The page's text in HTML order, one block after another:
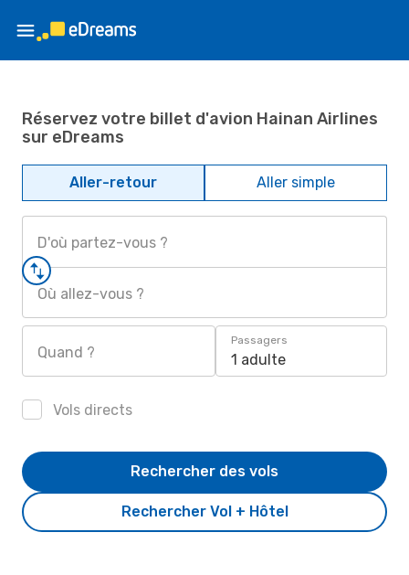
Réservez votre billet d'avion Hainan Airlines
sur eDreams
Aller-retour Aller simple
D'où partez-vous ?
Où allez-vous ?
Quand ?
Passagers
1 adulte
Vols directs
Rechercher Vol + Hôtel
Rechercher des vols